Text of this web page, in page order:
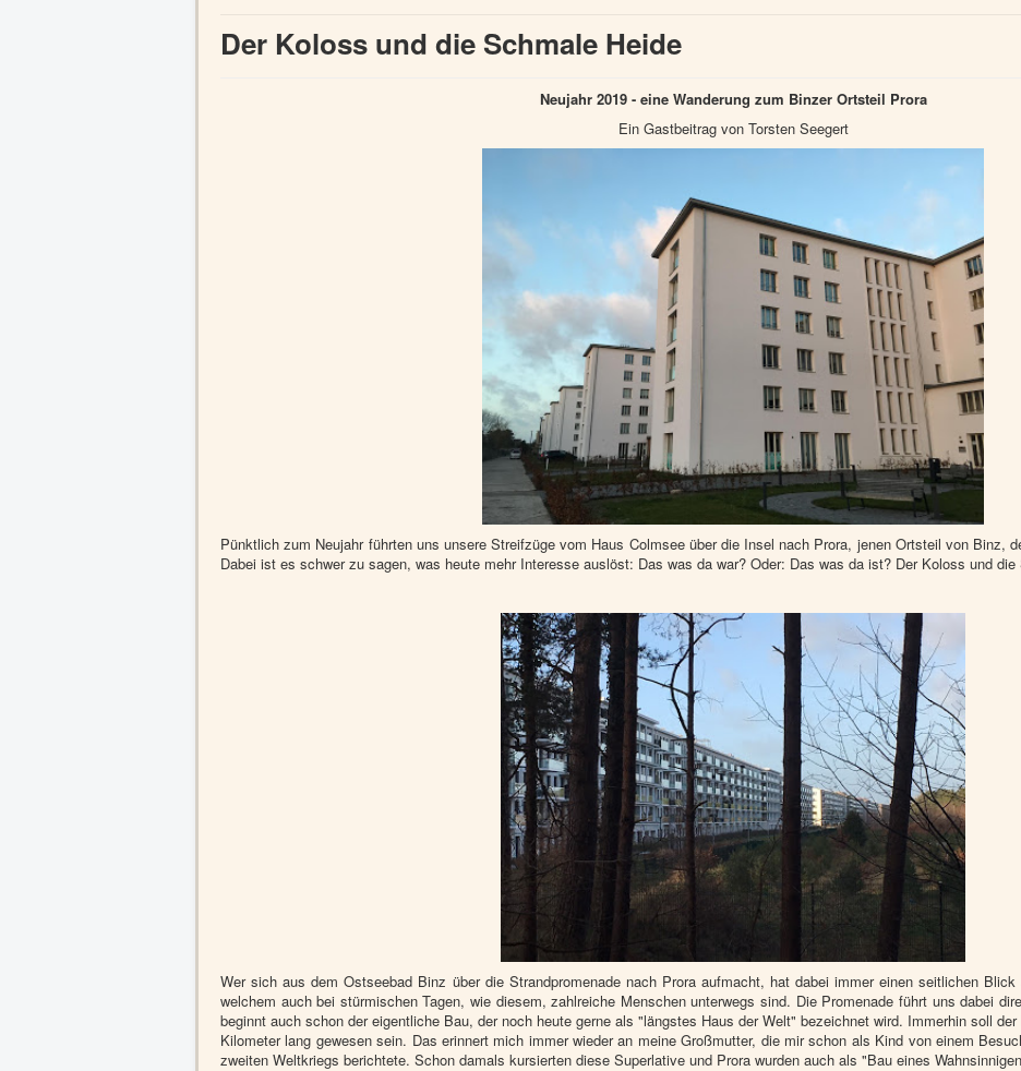
Der Koloss und die Schmale Heide
Neujahr 2019 - eine Wanderung zum Binzer Ortsteil Prora
Ein Gastbeitrag von Torsten Seegert
Pünktlich zum Neujahr führten uns unsere Streifzüge vom Haus Colmsee über die Insel nach Prora, jenen Ortsteil von Binz,
Dabei ist es schwer zu sagen, was heute mehr Interesse auslöst: Das was da war? Oder: Das was da ist? Der Koloss und die
Wer sich aus dem Ostseebad Binz über die Strandpromenade nach Prora aufmacht, hat dabei immer einen seitlichen
welchem auch bei stürmischen Tagen, wie diesem, zahlreiche Menschen unterwegs sind. Die Promenade führt uns dabei
beginnt auch schon der eigentliche Bau, der noch heute gerne als "längstes Haus der Welt" bezeichnet wird. Immerhin soll
Kilometer lang gewesen sein. Das erinnert mich immer wieder an meine Großmutter, die mir schon als Kind von einem
zweiten Weltkriegs berichtete. Schon damals kursierten diese Superlative und Prora wurden auch als "Bau eines